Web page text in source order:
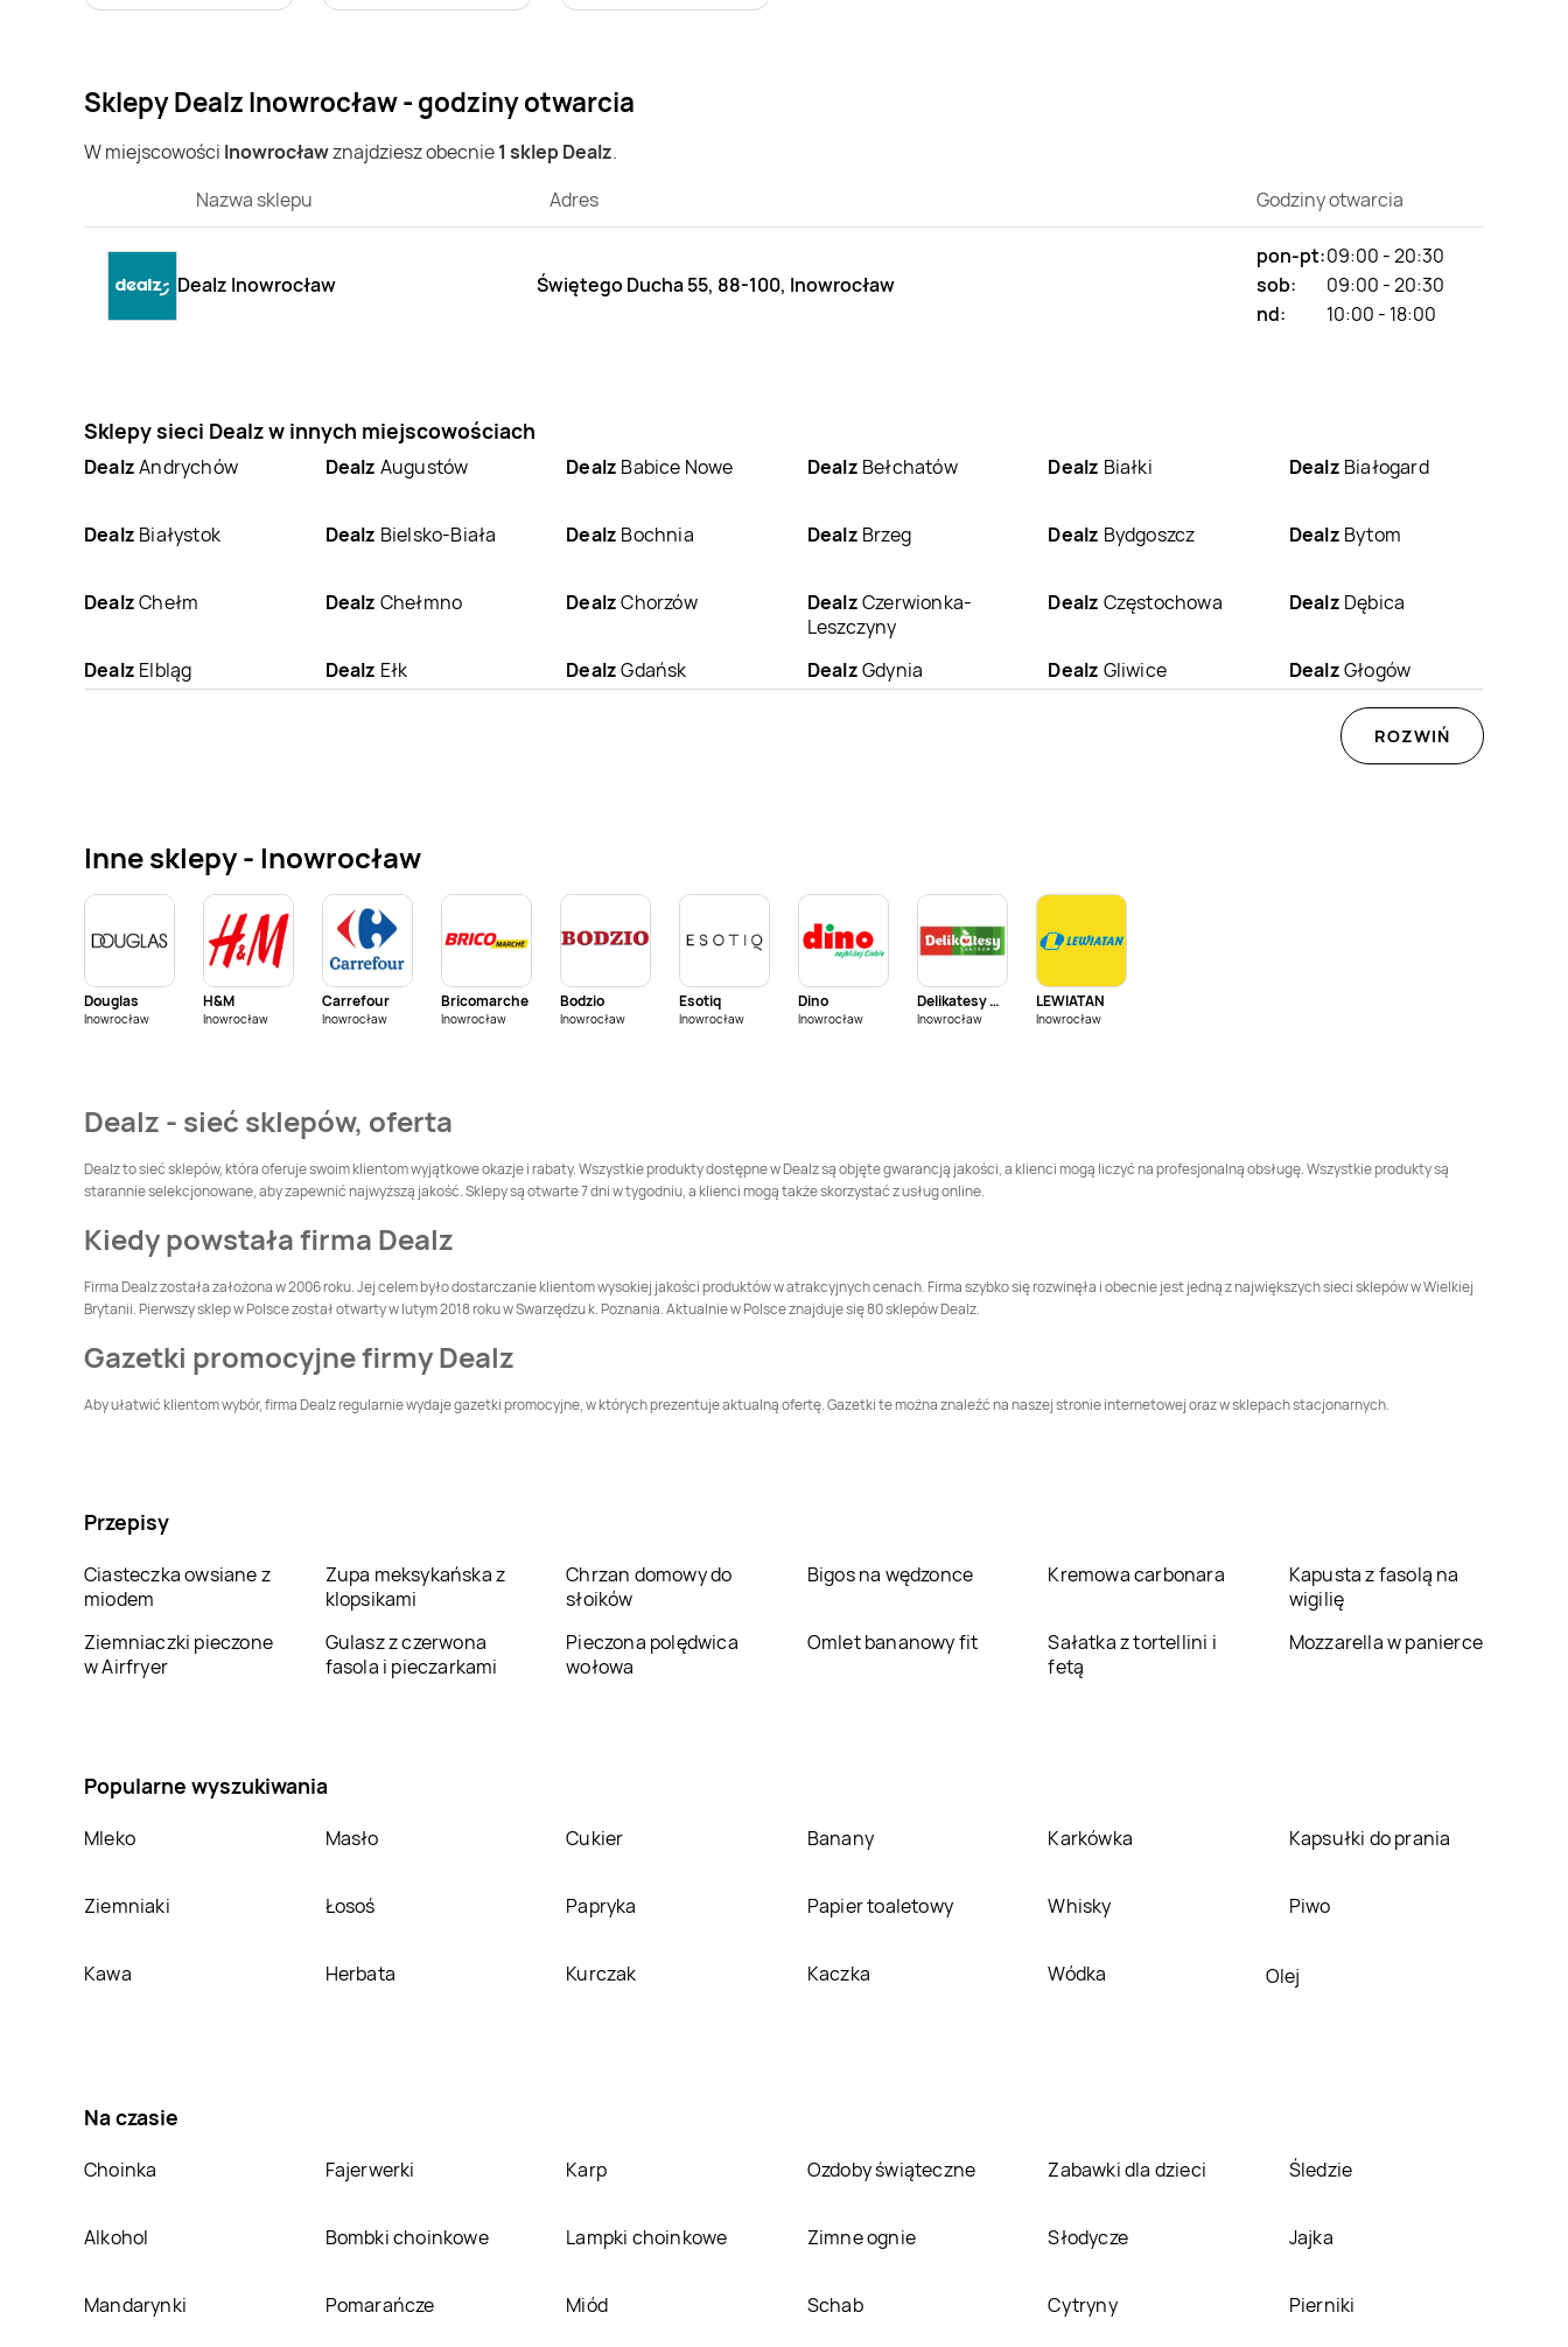
Sklepy Dealz Inowrocław - godziny otwarcia
W miejscowości Inowrocławznajdziesz obecnie1 sklep Dealz.
Nazwa sklepu
Adres Godziny otwarcia
Dealz Inowrocław Świętego Ducha 55, 88-100, Inowrocław
pon-pt:09:00 - 20:30
sob:
09:00 - 20:30
nd:
10:00 - 18:00
Sklepy sieci Dealz w innych miejscowościach
DealzAndrychów Dealz Augustów Dealz Babice Nowe Dealz Bełchatów Dealz Białki Dealz Białogard
Dealz Białystok Dealz Bielsko-Biała Dealz Bochnia Dealz Brzeg Dealz Bydgoszcz Dealz Bytom
DealzChełm Dealz Chełmno DealzChorzów DealzCzerwionka-
Leszczyny
Dealz Częstochowa Dealz Dębica
Dealz Elbląg Dealz Ełk DealzGdańsk DealzGdynia Dealz Gliwice DealzGłogów
Jarocin
DealzKoszalin DealzKrosno
DealzLublin DealzŁódź DealzMława DealzNowa Sól DealzNowy Sącz
DealzNysa DealzOlsztyn Dealz Dealz Ostrołęka DealzOstrów
Dealz
Mazowiecka
DealzStojadła DealzSuwałki DealzSwarzędz DealzŚwiebodzin DealzSzamotuły DealzSzczecin
DealzTarnów DealzTczew
DealzWładysławowo DealzWłocławek DealzWrocław DealzWrześnia DealzŻary DealzZłotoryja
ROZWIŃ
Inne sklepy - Inowrocław
Douglas
Inowrocław
H&M
Inowrocław
Carrefour
Inowrocław
Bricomarche
Inowrocław
Bodzio
Inowrocław
Esotiq
Inowrocław
Dino
Inowrocław
Delikatesy Centrum
Inowrocław
LEWIATAN
Inowrocław
Dealz - sieć sklepów, oferta
Dealz to sieć sklepów, która oferuje swoim klientom wyjątkowe okazje i rabaty. Wszystkie produkty dostępne w Dealz są objęte gwarancją jakości, a klienci mogą liczyć na profesjonalną obsługę. Wszystkie produkty są
starannie selekcjonowane, aby zapewnić najwyższą jakość. Sklepy są otwarte 7 dni w tygodniu, a klienci mogą także skorzystać z usług online.
Kiedy powstała firma Dealz
Firma Dealz została założona w 2006 roku. Jej celem było dostarczanie klientom wysokiej jakości produktów w atrakcyjnych cenach. Firma szybko się rozwinęła i obecnie jest jedną z największych sieci sklepów w Wielkiej
Brytanii. Pierwszy sklep w Polsce został otwarty w lutym 2018 roku w Swarzędzu k. Poznania. Aktualnie w Polsce znajduje się 80 sklepów Dealz.
Gazetki promocyjne firmy Dealz
Aby ułatwić klientom wybór, firma Dealz regularnie wydaje gazetki promocyjne, w których prezentuje aktualną ofertę. Gazetki te można znaleźć na naszej stronie internetowej oraz w sklepach stacjonarnych.
Przepisy
Ciasteczka owsiane z
miodem
Zupa meksykańska z
klopsikami
Chrzan domowy do
słoików
Bigos na wędzonce Kremowa carbonara
Kapusta z fasolą na
wigilię
Ziemniaczki pieczone
w Airfryer
Gulasz z czerwona
fasola i pieczarkami
Pieczona polędwica
wołowa
Omlet bananowy fit
Sałatka z tortellini i
fetą
Mozzarella w panierce
Popularne wyszukiwania
Mleko Masło Cukier Banany Karkówka Kapsułki do prania
Ziemniaki Łosoś Papryka Papier toaletowy Whisky Piwo
Kawa Herbata Kurczak Kaczka Wódka Olej
Na czasie
Choinka Fajerwerki Karp Ozdoby świąteczne Zabawki dla dzieci Śledzie
Alkohol Bombki choinkowe Lampki choinkowe Zimne ognie Słodycze Jajka
Mandarynki Pomarańcze Miód Schab Cytryny Pierniki